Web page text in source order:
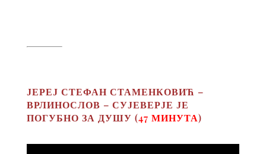
ЈЕРЕЈ СТЕФАН СТАМЕНКОВИЋ –
ВРЛИНОСЛОВ – СУЈЕВЕРЈЕ ЈЕ
ПОГУБНО ЗА ДУШУ (47 МИНУТА)